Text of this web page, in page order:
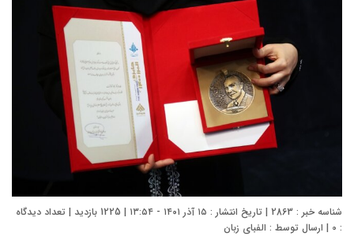
شناسه خبر : 2863 | تاریخ انتشار : ۱۵ آذر ۱۴۰۱ - ۱۳:۵۴ | 1225 بازدید | تعداد دیدگاه
:
0 | ارسال توسط : الفبای زبان